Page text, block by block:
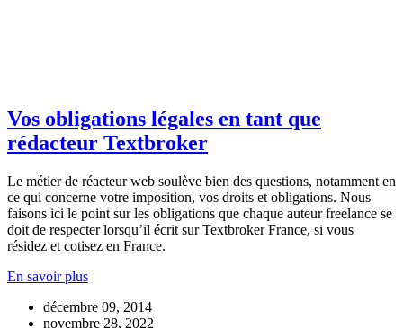
Vos obligations légales en tant que
rédacteur Textbroker
Le métier de réacteur web soulève bien des questions, notamment en
ce qui concerne votre imposition, vos droits et obligations. Nous
faisons ici le point sur les obligations que chaque auteur freelance se
doit de respecter lorsqu’il écrit sur Textbroker France, si vous
résidez et cotisez en France.
En savoir plus
décembre 09, 2014
novembre 28, 2022